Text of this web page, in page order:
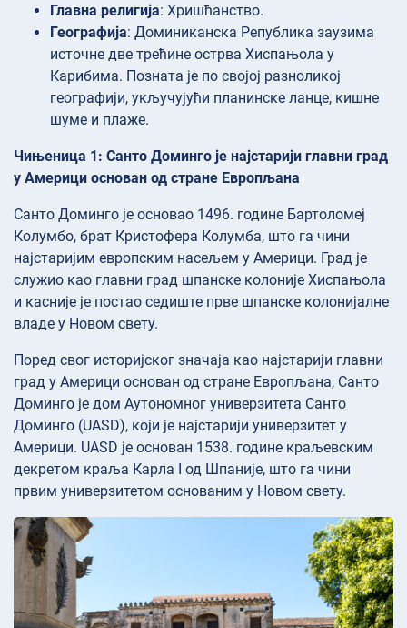
Главна религија: Хришћанство.
Географија: Доминиканска Република заузима
источне две трећине острва Хиспањола у
Карибима. Позната је по својој разноликој
географији, укључујући планинске ланце, кишне
шуме и плаже.
Чињеница 1: Санто Доминго је најстарији главни град
у Америци основан од стране Европљана
Санто Доминго је основао 1496. године Бартоломеј
Колумбо, брат Кристофера Колумба, што га чини
најстаријим европским насељем у Америци. Град је
служио као главни град шпанске колоније Хиспањола
и касније је постао седиште прве шпанске колонијалне
владе у Новом свету.
Поред свог историјског значаја као најстарији главни
град у Америци основан од стране Европљана, Санто
Доминго је дом Аутономног универзитета Санто
Доминго (UASD), који је најстарији универзитет у
Америци. UASD је основан 1538. године краљевским
декретом краља Карла I од Шпаније, што га чини
првим универзитетом основаним у Новом свету.